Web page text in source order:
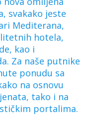
svakako jeste
Mediterana,
hotela,
kao i
Za naše putnike
ponudu sa
na osnovu
tako i na
portalima.